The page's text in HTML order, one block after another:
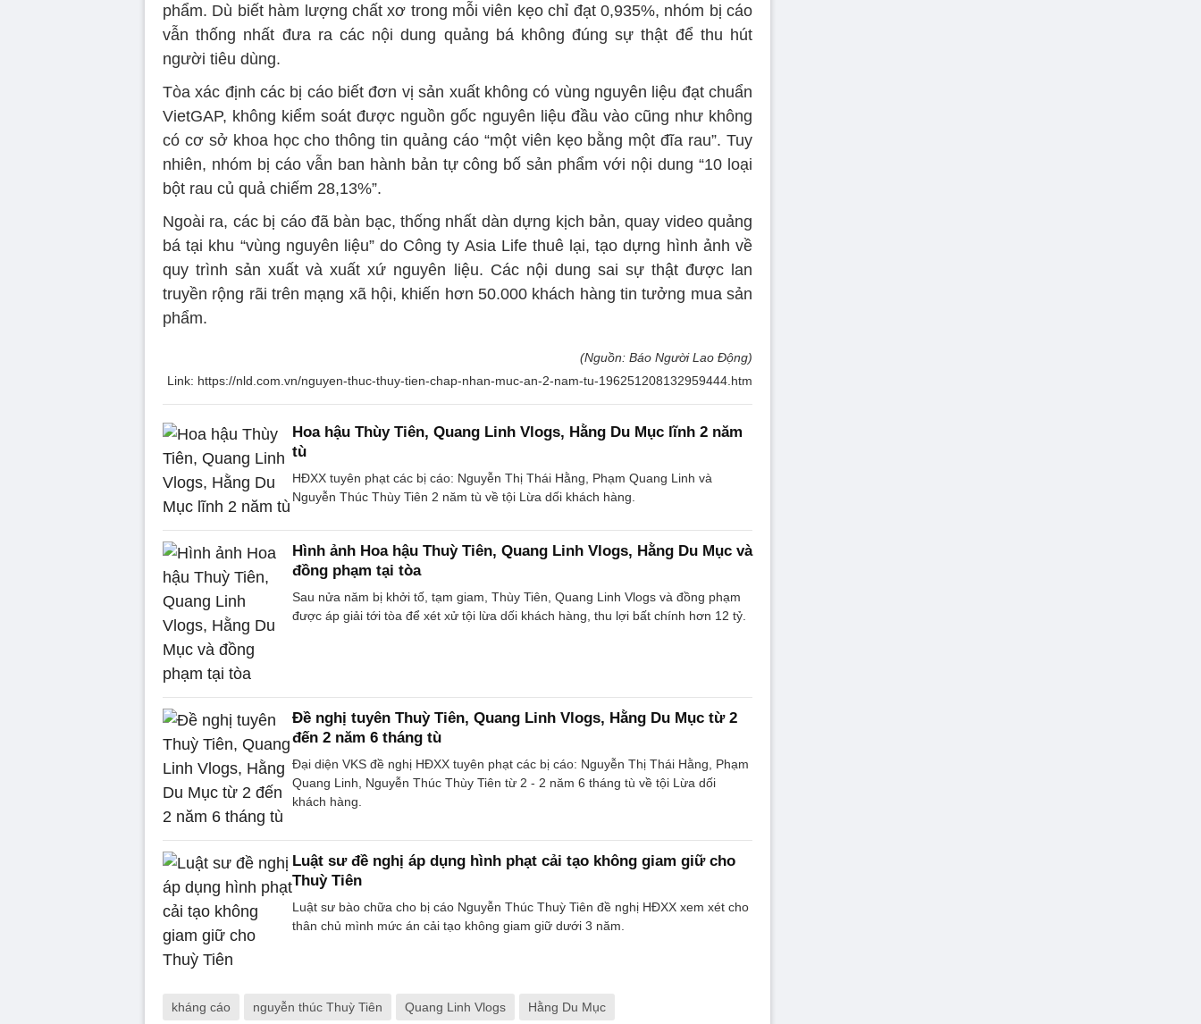
phẩm. Dù biết hàm lượng chất xơ trong mỗi viên kẹo chỉ đạt 0,935%, nhóm bị cáo
vẫn thống nhất đưa ra các nội dung quảng bá không đúng sự thật để thu hút
người tiêu dùng.
Tòa xác định các bị cáo biết đơn vị sản xuất không có vùng nguyên liệu đạt chuẩn
VietGAP, không kiểm soát được nguồn gốc nguyên liệu đầu vào cũng như không
có cơ sở khoa học cho thông tin quảng cáo “một viên kẹo bằng một đĩa rau”. Tuy
nhiên, nhóm bị cáo vẫn ban hành bản tự công bố sản phẩm với nội dung “10 loại
bột rau củ quả chiếm 28,13%”.
Ngoài ra, các bị cáo đã bàn bạc, thống nhất dàn dựng kịch bản, quay video quảng
bá tại khu “vùng nguyên liệu” do Công ty Asia Life thuê lại, tạo dựng hình ảnh về
quy trình sản xuất và xuất xứ nguyên liệu. Các nội dung sai sự thật được lan
truyền rộng rãi trên mạng xã hội, khiến hơn 50.000 khách hàng tin tưởng mua sản
phẩm.
(Nguồn: Báo Người Lao Động)
Link: https://nld.com.vn/nguyen-thuc-thuy-tien-chap-nhan-muc-an-2-nam-tu-196251208132959444.htm
Hoa hậu Thùy Tiên, Quang Linh Vlogs, Hằng Du Mục lĩnh 2 năm
tù
HĐXX tuyên phạt các bị cáo: Nguyễn Thị Thái Hằng, Phạm Quang Linh và
Nguyễn Thúc Thùy Tiên 2 năm tù về tội Lừa dối khách hàng.
Hình ảnh Hoa hậu Thuỳ Tiên, Quang Linh Vlogs, Hằng Du Mục và
đồng phạm tại tòa
Sau nửa năm bị khởi tố, tạm giam, Thùy Tiên, Quang Linh Vlogs và đồng phạm
được áp giải tới tòa để xét xử tội lừa dối khách hàng, thu lợi bất chính hơn 12 tỷ.
Đề nghị tuyên Thuỳ Tiên, Quang Linh Vlogs, Hằng Du Mục từ 2
đến 2 năm 6 tháng tù
Đại diện VKS đề nghị HĐXX tuyên phạt các bị cáo: Nguyễn Thị Thái Hằng, Phạm
Quang Linh, Nguyễn Thúc Thùy Tiên từ 2 - 2 năm 6 tháng tù về tội Lừa dối
khách hàng.
Luật sư đề nghị áp dụng hình phạt cải tạo không giam giữ cho
Thuỳ Tiên
Luật sư bào chữa cho bị cáo Nguyễn Thúc Thuỳ Tiên đề nghị HĐXX xem xét cho
thân chủ mình mức án cải tạo không giam giữ dưới 3 năm.
kháng cáo nguyễn thúc Thuỳ Tiên Quang Linh Vlogs Hằng Du Mục